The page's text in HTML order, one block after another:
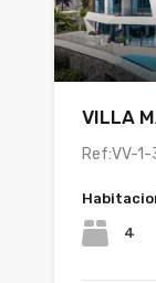
VILLA
Ref:VV-
4